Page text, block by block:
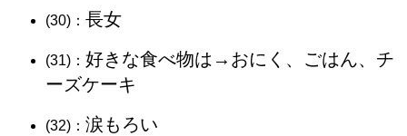
(30)： 長女
(31)： 好きな食べ物は→おにく、ごはん、チ
ーズケーキ
(32)： 涙もろい